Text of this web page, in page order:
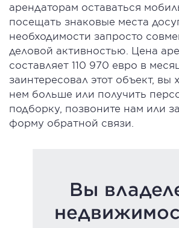
арендаторам оставаться
посещать знаковые места
необходимости запросто
деловой активностью. Цена
составляет 110 970 евро в
заинтересовал этот объект, вы
нем больше или получить
подборку, позвоните нам или
форму обратной связи.
Вы